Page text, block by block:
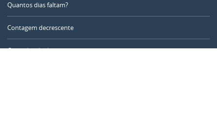
Quantos dias faltam?
Contagem decrescente
Contador de dias